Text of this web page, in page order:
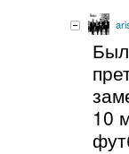
10